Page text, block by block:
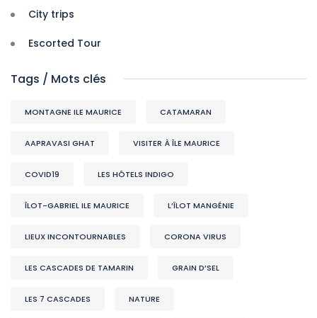
City trips
Escorted Tour
Tags / Mots clés
MONTAGNE ILE MAURICE CATAMARAN
AAPRAVASI GHAT VISITER À ÎLE MAURICE
COVID19 LES HÔTELS INDIGO
ÎLOT-GABRIEL ILE MAURICE L’ÎLOT MANGÉNIE
LIEUX INCONTOURNABLES CORONA VIRUS
LES CASCADES DE TAMARIN GRAIN D’SEL
LES 7 CASCADES NATURE